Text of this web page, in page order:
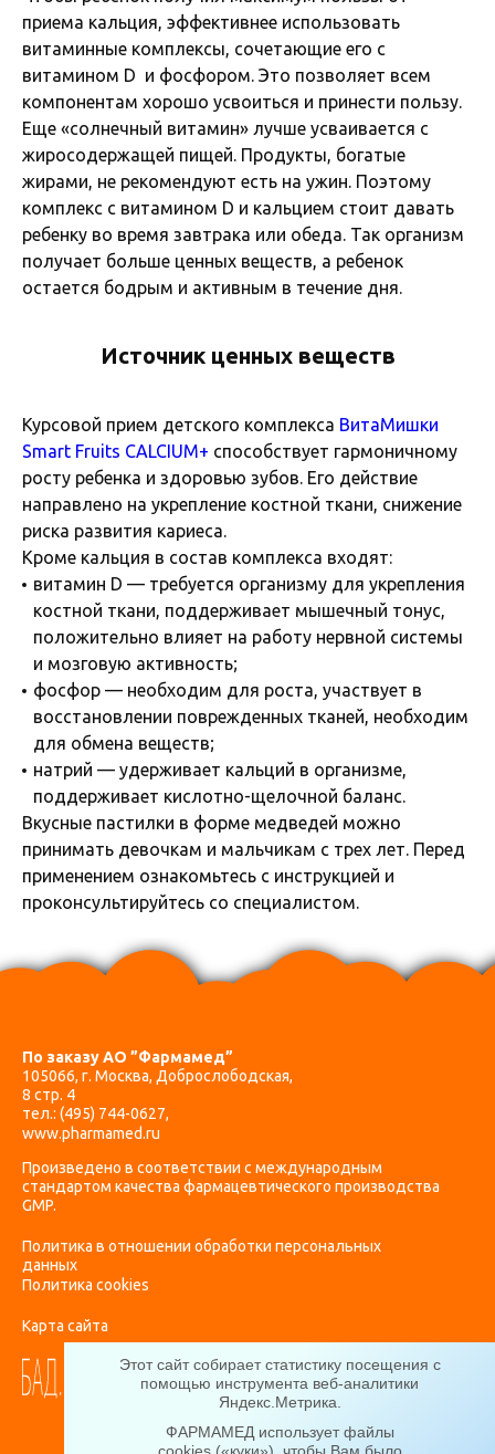
приема кальция, эффективнее использовать
витаминные комплексы, сочетающие его с
витамином D и фосфором. Это позволяет всем
компонентам хорошо усвоиться и принести пользу.
Еще «солнечный витамин» лучше усваивается с
жиросодержащей пищей. Продукты, богатые
жирами, не рекомендуют есть на ужин. Поэтому
комплекс с витамином D и кальцием стоит давать
ребенку во время завтрака или обеда. Так организм
получает больше ценных веществ, а ребенок
остается бодрым и активным в течение дня.
Источник ценных веществ
Курсовой прием детского комплекса ВитаМишки
Smart Fruits CALCIUM+ способствует гармоничному
росту ребенка и здоровью зубов. Его действие
направлено на укрепление костной ткани, снижение
риска развития кариеса.
Кроме кальция в состав комплекса входят:
витамин D — требуется организму для укрепления
костной ткани, поддерживает мышечный тонус,
положительно влияет на работу нервной системы
и мозговую активность;
фосфор — необходим для роста, участвует в
восстановлении поврежденных тканей, необходим
для обмена веществ;
натрий — удерживает кальций в организме,
поддерживает кислотно-щелочной баланс.
Вкусные пастилки в форме медведей можно
принимать девочкам и мальчикам с трех лет. Перед
применением ознакомьтесь с инструкцией и
проконсультируйтесь со специалистом.
Этот сайт собирает статистику посещения с
помощью инструмента веб-аналитики
Яндекс.Метрика
ФАРМАМЕД использует файлы
По заказу АО ”Фармамед”
105066, г. Москва, Доброслободская,
8 стр. 4
тел.: (495) 744-0627,
www.pharmamed.ru
Произведено в соответствии с международным
стандартом качества фармацевтического производства
GMP.
Политика в отношении обработки персональных
данных
Политика cookies
Карта сайта